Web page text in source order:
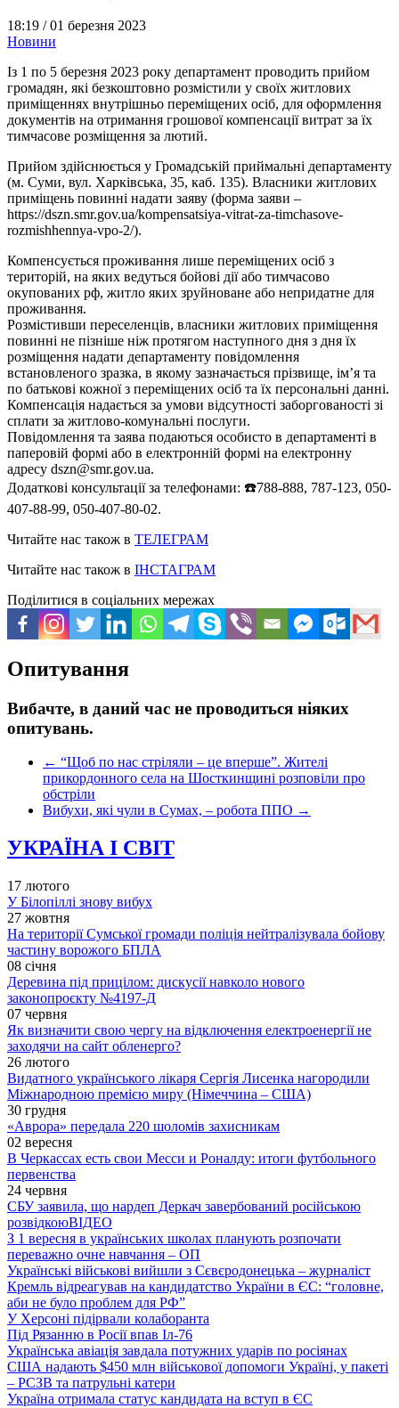
18:19 /01 березня 2023
Новини
Із 1 по 5 березня 2023 року департамент проводить прийом
громадян, які безкоштовно розмістили у своїх житлових
приміщеннях внутрішньо переміщених осіб, для оформлення
документів на отримання грошової компенсації витрат за їх
тимчасове розміщення за лютий.
Прийом здійснюється у Громадській приймальні департаменту
(м. Суми, вул. Харківська, 35, каб. 135). Власники житлових
приміщень повинні надати заяву (форма заяви –
https://dszn.smr.gov.ua/kompensatsiya-vitrat-za-timchasove-
rozmishhennya-vpo-2/).
Компенсується проживання лише переміщених осіб з
територій, на яких ведуться бойові дії або тимчасово
окупованих рф, житло яких зруйноване або непридатне для
проживання.
Розмістивши переселенців, власники житлових приміщення
повинні не пізніше ніж протягом наступного дня з дня їх
розміщення надати департаменту повідомлення
встановленого зразка, в якому зазначається прізвище, ім’я та
по батькові кожної з переміщених осіб та їх персональні данні.
Компенсація надається за умови відсутності заборгованості зі
сплати за житлово-комунальні послуги.
Повідомлення та заява подаються особисто в департаменті в
паперовій формі або в електронній формі на електронну
адресу dszn@smr.gov.ua.
Додаткові консультації за телефонами: ☎️788-888, 787-123, 050-
407-88-99, 050-407-80-02.
Читайте нас також в ТЕЛЕГРАМ
Читайте нас також в ІНСТАГРАМ
Поділитися в соціальних мережах
Опитування
Вибачте, в даний час не проводиться ніяких
опитувань.
← “Щоб по нас стріляли – це вперше”. Жителі
прикордонного села на Шосткинщині розповіли про
обстріли
Вибухи, які чули в Сумах, – робота ППО →
УКРАЇНА І СВІТ
17 лютого
У Білопіллі знову вибух
27 жовтня
На території Сумської громади поліція нейтралізувала бойову
частину ворожого БПЛА
08 січня
Деревина під прицілом: дискусії навколо нового
законопроєкту №4197-Д
07 червня
Як визначити свою чергу на відключення електроенергії не
заходячи на сайт обленерго?
26 лютого
Видатного українського лікаря Сергія Лисенка нагородили
Міжнародною премією миру (Німеччина – США)
30 грудня
«Аврора» передала 220 шоломів захисникам
02 вересня
В Черкассах есть свои Месси и Роналду: итоги футбольного
первенства
24 червня
СБУ заявила, що нардеп Деркач завербований російською
розвідкоюВІДЕО
З 1 вересня в українських школах планують розпочати
переважно очне навчання – ОП
Українські військові вийшли з Сєвєродонецька – журналіст
Кремль відреагував на кандидатство України в ЄС: “головне,
аби не було проблем для РФ”
У Херсоні підірвали колаборанта
Під Рязанню в Росії впав Іл-76
Українська авіація завдала потужних ударів по росіянах
США надають $450 млн військової допомоги Україні, у пакеті
– РСЗВ та патрульні катери
Україна отримала статус кандидата на вступ в ЄС